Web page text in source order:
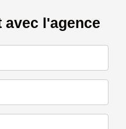
avec l'agence